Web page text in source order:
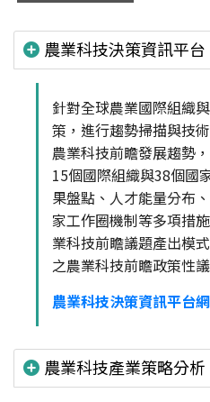
農業科技決策資訊平台
針對全球農業國際組織
策，進行趨勢掃描與技
農業科技前瞻發展趨勢
15個國際組織與38個國
果盤點、人才能量分布
家工作圈機制等多項措
業科技前瞻議題產出模
之農業科技前瞻政策性
農業科技決策資訊平台
農業科技產業策略分析